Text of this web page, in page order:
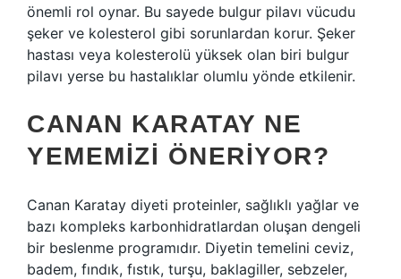
önemli rol oynar. Bu sayede bulgur pilavı vücudu
şeker ve kolesterol gibi sorunlardan korur. Şeker
hastası veya kolesterolü yüksek olan biri bulgur
pilavı yerse bu hastalıklar olumlu yönde etkilenir.
CANAN KARATAY NE
YEMEMIZI ÖNERIYOR?
Canan Karatay diyeti proteinler, sağlıklı yağlar ve
bazı kompleks karbonhidratlardan oluşan dengeli
bir beslenme programıdır. Diyetin temelini ceviz,
badem, fındık, fıstık, turşu, baklagiller, sebzeler,